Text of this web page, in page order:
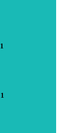
1
1